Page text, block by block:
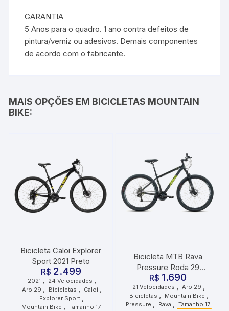
GARANTIA
5 Anos para o quadro. 1 ano contra defeitos de
pintura/verniz ou adesivos. Demais componentes
de acordo com o fabricante.
MAIS OPÇÕES EM BICICLETAS MOUNTAIN
BIKE:
Bicicleta Caloi Explorer
Sport 2021 Preto
R$ 2.499
2021 24 Velocidades
Aro 29 Bicicletas Caloi
Explorer Sport
Mountain Bike Tamanho 17
Bicicleta MTB Rava
Pressure Roda 29
Tamanho 17 21
Velocidades Preto Verde
R$ 1.690
21 Velocidades , Aro 29 ,
Bicicletas , Mountain Bike ,
Pressure , Rava , Tamanho 17